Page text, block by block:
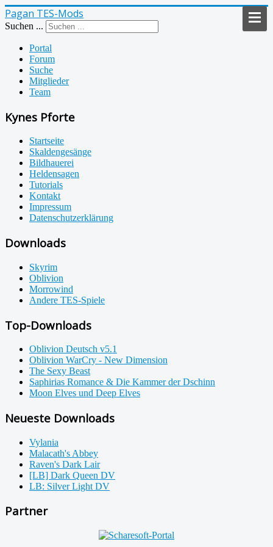
Pagan TES-Mods
Suchen ...
Portal
Forum
Suche
Mitglieder
Team
Kynes Pforte
Startseite
Skaldengesänge
Bildhauerei
Heldensagen
Tutorials
Kontakt
Impressum
Datenschutzerklärung
Downloads
Skyrim
Oblivion
Morrowind
Andere TES-Spiele
Top-Downloads
Oblivion Deutsch v5.1
Oblivion WarCry - New Dimension
The Sexy Beast
Saphirias Romance & Die Kammer der Dschinn
Moon Elves und Deep Elves
Neueste Downloads
Vylania
Malacath's Abbey
Raven's Dark Lair
[LB] Dark Queen DV
LB: Silver Light DV
Partner